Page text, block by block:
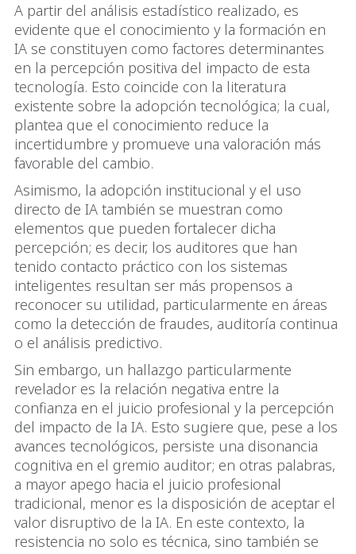
A partir del análisis estadístico realizado, es
evidente que el conocimiento y la formación en
IA se constituyen como factores determinantes
en la percepción positiva del impacto de esta
tecnología. Esto coincide con la literatura
existente sobre la adopción tecnológica; la cual,
plantea que el conocimiento reduce la
incertidumbre y promueve una valoración más
favorable del cambio.
Asimismo, la adopción institucional y el uso
directo de IA también se muestran como
elementos que pueden fortalecer dicha
percepción; es decir, los auditores que han
tenido contacto práctico con los sistemas
inteligentes resultan ser más propensos a
reconocer su utilidad, particularmente en áreas
como la detección de fraudes, auditoría continua
o el análisis predictivo.
Sin embargo, un hallazgo particularmente
revelador es la relación negativa entre la
confianza en el juicio profesional y la percepción
del impacto de la IA. Esto sugiere que, pese a los
avances tecnológicos, persiste una disonancia
cognitiva en el gremio auditor; en otras palabras,
a mayor apego hacia el juicio profesional
tradicional, menor es la disposición de aceptar el
valor disruptivo de la IA. En este contexto, la
resistencia no solo es técnica, sino también se